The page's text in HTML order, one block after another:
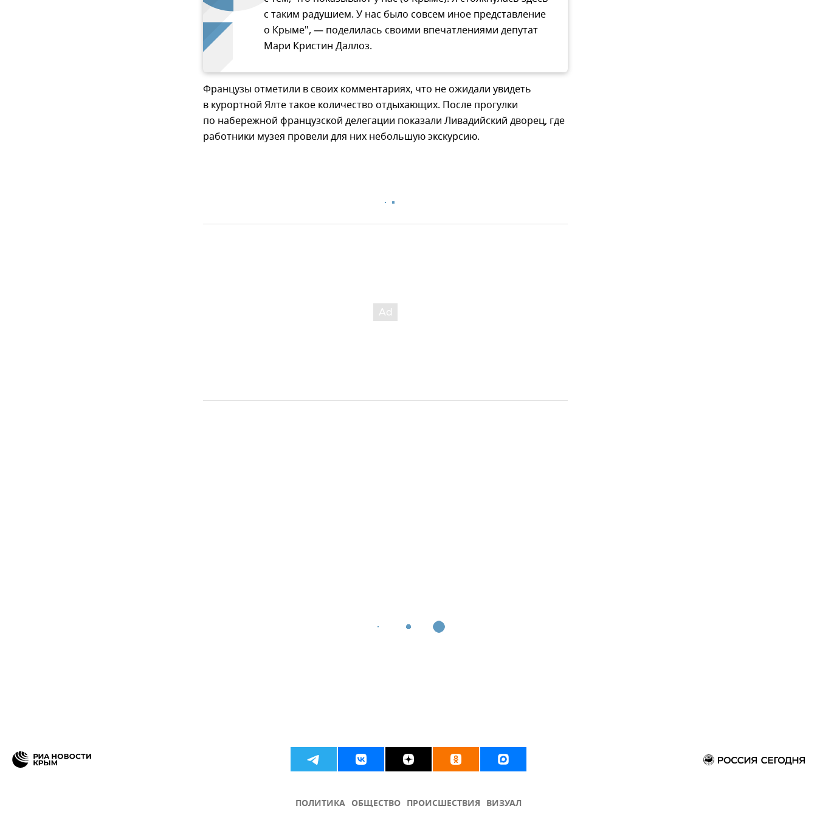
с таким радушием. У нас было совсем иное представление
о Крыме", — поделилась своими впечатлениями депутат
Мари Кристин Даллоз.
Французы отметили в своих комментариях, что не ожидали увидеть
в курортной Ялте такое количество отдыхающих. После прогулки
по набережной французской делегации показали Ливадийский дворец, где
работники музея провели для них небольшую экскурсию.
ПОЛИТИКА ОБЩЕСТВО ПРОИСШЕСТВИЯ ВИЗУАЛ